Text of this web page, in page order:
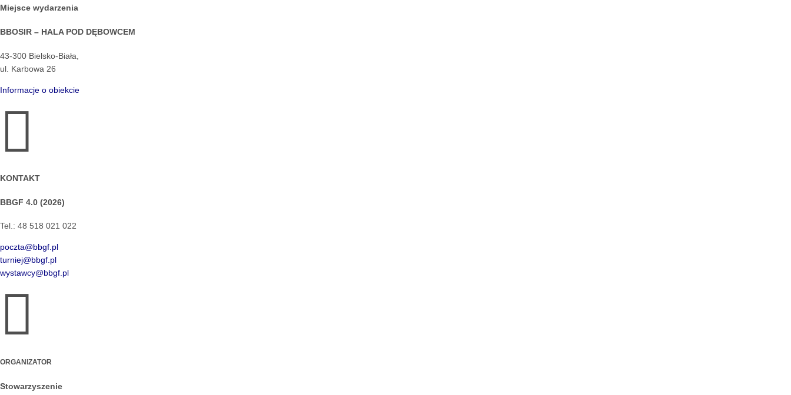
Miejsce wydarzenia
BBOSIR – HALA POD DĘBOWCEM
43-300 Bielsko-Biała,
ul. Karbowa 26
Informacje o obiekcie

KONTAKT
BBGF 4.0 (2026)
Tel.: 48 518 021 022
poczta@bbgf.pl
turniej@bbgf.pl
wystawcy@bbgf.pl

ORGANIZATOR
Stowarzyszenie